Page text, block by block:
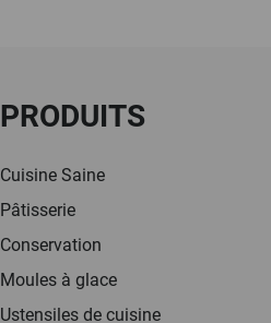
PRODUITS
Cuisine Saine
Pâtisserie
Conservation
Moules à glace
Ustensiles de cuisine